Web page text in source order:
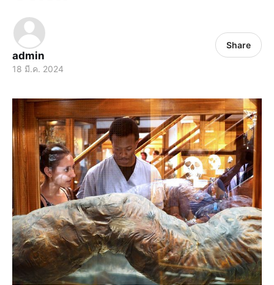
admin
18 มี.ค. 2024
Share